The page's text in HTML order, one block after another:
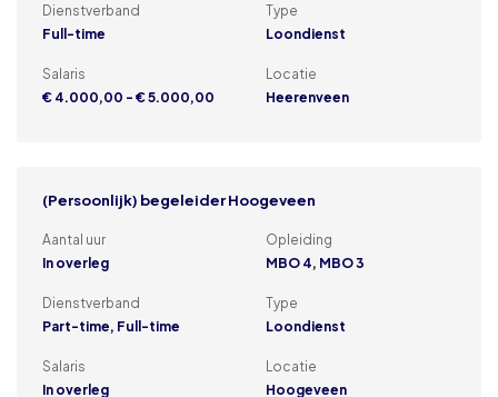
Dienstverband
Full-time
Type
Loondienst
Salaris
€ 4.000,00 - € 5.000,00
Locatie
Heerenveen
(Persoonlijk) begeleider Hoogeveen
Aantal uur
In overleg
Opleiding
MBO 4, MBO 3
Dienstverband
Part-time, Full-time
Type
Loondienst
Salaris
In overleg
Locatie
Hoogeveen